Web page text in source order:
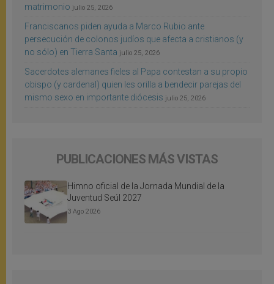
matrimonio julio 25, 2026
Franciscanos piden ayuda a Marco Rubio ante
persecución de colonos judíos que afecta a cristianos (y
no sólo) en Tierra Santa julio 25, 2026
Sacerdotes alemanes fieles al Papa contestan a su propio
obispo (y cardenal) quien les orilla a bendecir parejas del
mismo sexo en importante diócesis julio 25, 2026
PUBLICACIONES MÁS VISTAS
Himno oficial de la Jornada Mundial de la
Juventud Seúl 2027
3 Ago 2026